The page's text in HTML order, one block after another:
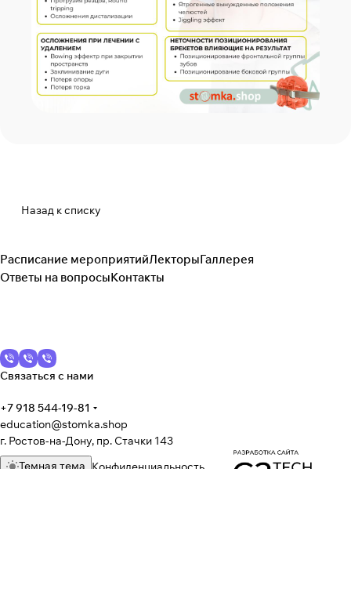
Назад к списку
Расписание мероприятийЛекторыГаллерея
Ответы на вопросыКонтакты
Связаться с нами
+7 918 544-19-81
education@stomka.shop
г. Ростов-на-Дону, пр. Стачки 143
Темная тема Конфиденциальность